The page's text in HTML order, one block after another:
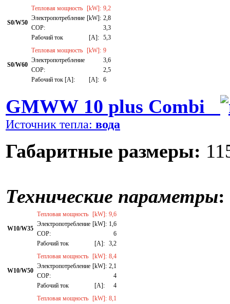
S0/W50
Тепловая мощность [kW]: 9,2
Электропотребление [kW]: 2,8
СОР:
3,3
Рабочий ток
[A]: 5,3
S0/W60
Тепловая мощность [kW]: 9
Электропотребление
3,6
СОР:
2,5
Рабочий ток [A]:
[A]: 6
GMWW 10 plus Combi
Источник тепла: вода
Габаритные размеры:
Технические параметры:
W10/W35
Тепловая мощность [kW]: 9,6
Электропотребление [kW]: 1,6
СОР:
6
Рабочий ток
[A]: 3,2
W10/W50
Тепловая мощность [kW]: 8,4
Электропотребление [kW]: 2,1
СОР:
4
Рабочий ток
[A]: 4
Тепловая мощность [kW]: 8,1